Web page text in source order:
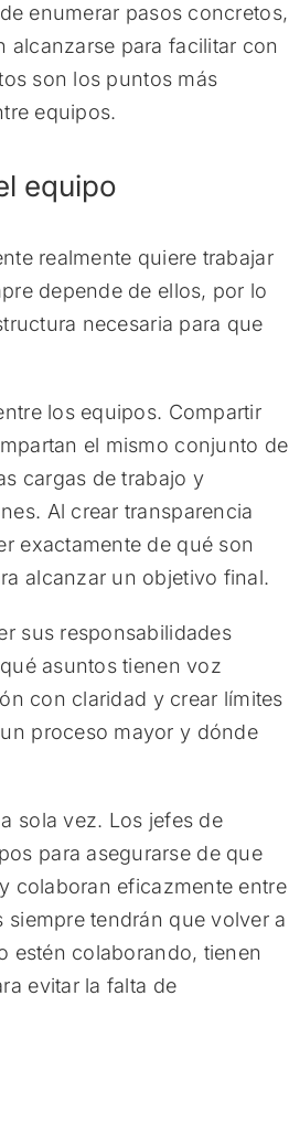
enumerar pasos concretos,
para facilitar con
son los puntos más
equipos.
equipo
realmente quiere trabajar
depende de ellos, por lo
necesaria para que
los equipos. Compartir
el mismo conjunto de
cargas de trabajo y
Al crear transparencia
exactamente de qué son
alcanzar un objetivo final.
sus responsabilidades
asuntos tienen voz
con claridad y crear límites
proceso mayor y dónde
sola vez. Los jefes de
para asegurarse de que
colaboran eficazmente entre
tendrán que volver a
estén colaborando, tienen
evitar la falta de